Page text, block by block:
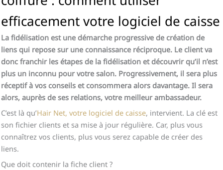
efficacement votre logiciel de caisse
La fidélisation est une démarche progressive de création de
liens qui repose sur une connaissance réciproque. Le client va
donc franchir les étapes de la fidélisation et découvrir qu’il n’est
plus un inconnu pour votre salon. Progressivement, il sera plus
réceptif à vos conseils et consommera alors davantage. Il sera
alors, auprès de ses relations, votre meilleur ambassadeur.
C’est là qu’Hair Net, votre logiciel de caisse, intervient. La clé est
son fichier clients et sa mise à jour régulière. Car, plus vous
connaîtrez vos clients, plus vous serez capable de créer des
liens.
Que doit contenir la fiche client ?